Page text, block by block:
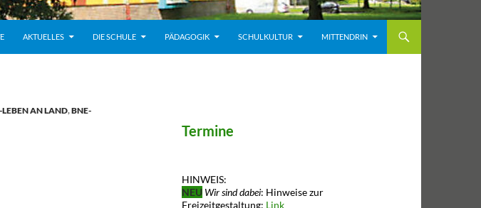
AKTUELLES DIE SCHULE PÄDAGOGIK SCHULKULTUR MITTENDRIN
LEBEN AN LAND,BNE-
Termine
HINWEIS:
NEU Wir sind dabei: Hinweise zur
Freizeitgestaltung: Link